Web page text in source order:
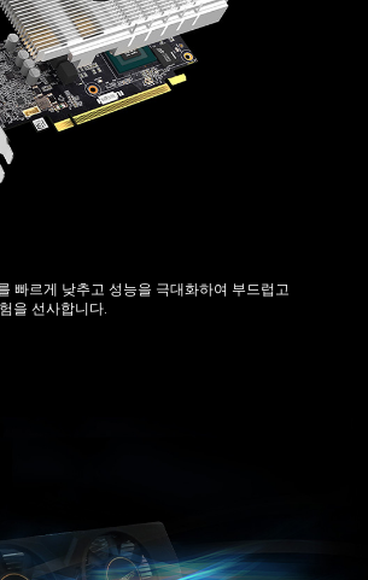
빠르게 낮추고 성능을 극대화하여 부드럽고
을 선사합니다.